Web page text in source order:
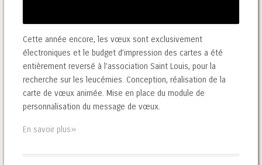
Cette année encore, les vœux sont exclusivement
électroniques et le budget d’impression des cartes a été
entièrement reversé à l’association Saint Louis, pour la
recherche sur les leucémies. Conception, réalisation de la
carte de vœux animée. Mise en place du module de
personnalisation du message de vœux.
En savoir plus»